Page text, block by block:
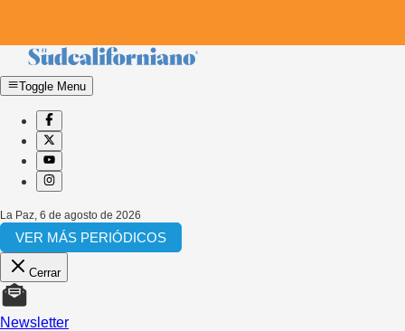
Toggle Menu
La Paz 6 de agosto de 2026
VER MÁS PERIÓDICOS
Cerrar
Newsletter